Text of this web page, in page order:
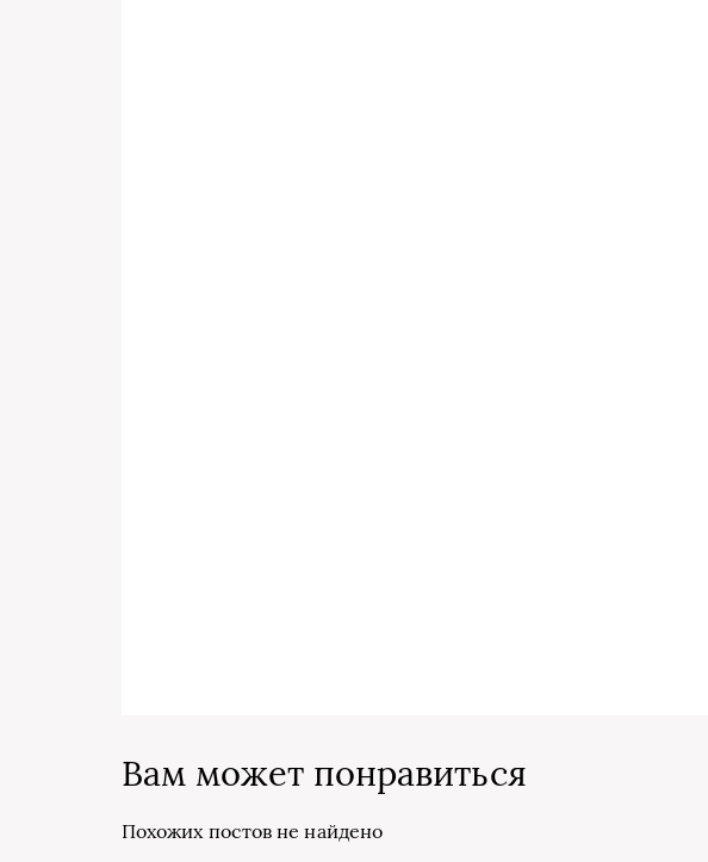
Вам может понравиться
Похожих постов не найдено